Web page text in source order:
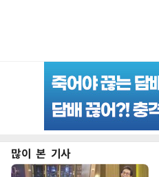
많이 본 기사